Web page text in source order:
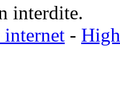
interdite.
internet -